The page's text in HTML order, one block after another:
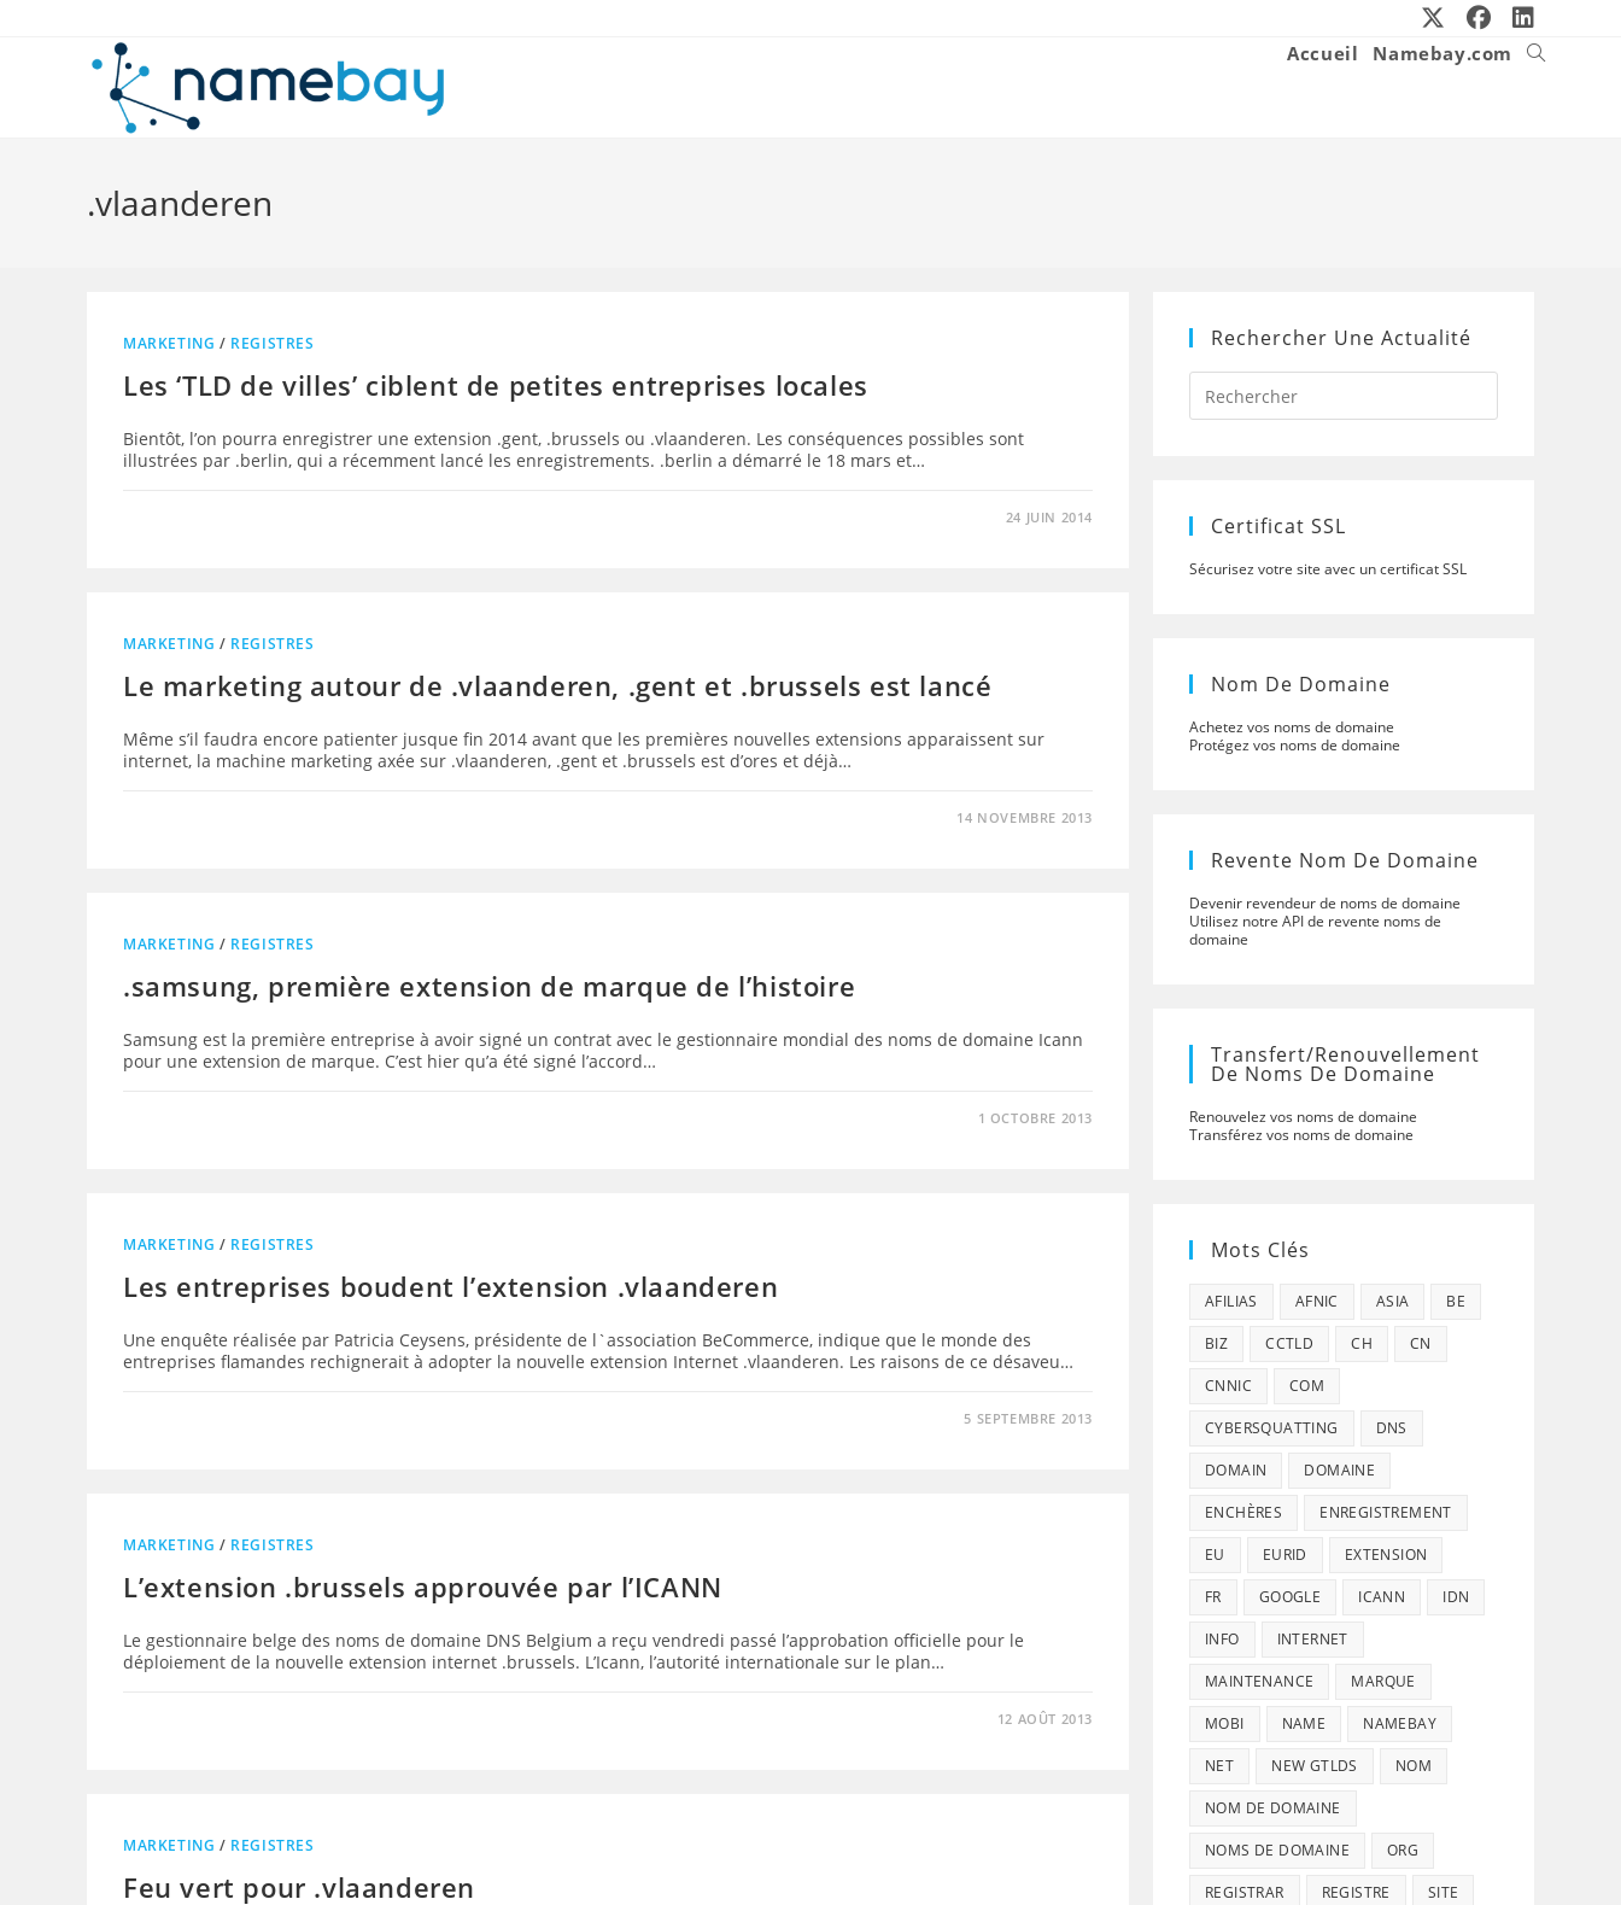
Accueil Namebay.com
Toggle
.vlaanderen
MARKETING / REGISTRES
Les ‘TLD de villes’ ciblent de petites entreprises locales
Bientôt, l’on pourra enregistrer une extension .gent, .brussels ou .vlaanderen. Les conséquences possibles sont
illustrées par .berlin, qui a récemment lancé les enregistrements. .berlin a démarré le 18 mars et…
24 JUIN 2014
MARKETING / REGISTRES
Le marketing autour de .vlaanderen, .gent et .brussels est lancé
Même s’il faudra encore patienter jusque fin 2014 avant que les premières nouvelles extensions apparaissent sur
internet, la machine marketing axée sur .vlaanderen, .gent et .brussels est d’ores et déjà…
14 NOVEMBRE 2013
MARKETING / REGISTRES
.samsung, première extension de marque de l’histoire
Samsung est la première entreprise à avoir signé un contrat avec le gestionnaire mondial des noms de domaine Icann
pour une extension de marque. C’est hier qu’a été signé l’accord…
1 OCTOBRE 2013
MARKETING / REGISTRES
Les entreprises boudent l’extension .vlaanderen
Une enquête réalisée par Patricia Ceysens, présidente de l`association BeCommerce, indique que le monde des
entreprises flamandes rechignerait à adopter la nouvelle extension Internet .vlaanderen. Les raisons de ce désaveu…
5 SEPTEMBRE 2013
MARKETING / REGISTRES
L’extension .brussels approuvée par l’ICANN
Le gestionnaire belge des noms de domaine DNS Belgium a reçu vendredi passé l’approbation officielle pour le
déploiement de la nouvelle extension internet .brussels. L’Icann, l’autorité internationale sur le plan…
12 AOÛT 2013
MARKETING / REGISTRES
Feu vert pour .vlaanderen
Rechercher Une Actualité
Press
to
Certificat SSL
Sécurisez votre site avec un certificat SSL
Nom De Domaine
Achetez vos noms de domaine
Protégez vos noms de domaine
Revente Nom De Domaine
Devenir revendeur de noms de domaine
Utilisez notre API de revente noms de
domaine
Transfert/renouvellement
De Noms De Domaine
Renouvelez vos noms de domaine
Transférez vos noms de domaine
Mots Clés
AFILIAS AFNIC ASIA BE
BIZ CCTLD CH CN
CNNIC COM
CYBERSQUATTING DNS
DOMAIN DOMAINE
ENCHÈRES ENREGISTREMENT
EU EURID EXTENSION
FR GOOGLE ICANN IDN
INFO INTERNET
MAINTENANCE MARQUE
MOBI NAME NAMEBAY
NET NEW GTLDS NOM
NOM DE DOMAINE
NOMS DE DOMAINE ORG
REGISTRAR REGISTRE SITE